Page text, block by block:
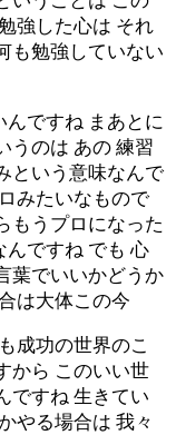
強した心は それ
も勉強していない
ですね まあとに
うのは あの 練習
という意味なんで
みたいなもので
もうプロになった
んですね でも 心
葉でいいかどうか
は大体この今
成功の世界のこ
から このいい世
ですね 生きてい
やる場合は 我々